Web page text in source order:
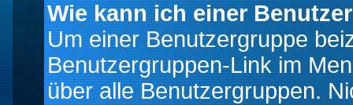
Wie kann ich einer
Um einer Benutzergruppe
Benutzergruppen-Link im
über alle Benutzergruppen.